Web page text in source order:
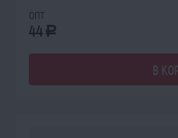
опт
44 a
В